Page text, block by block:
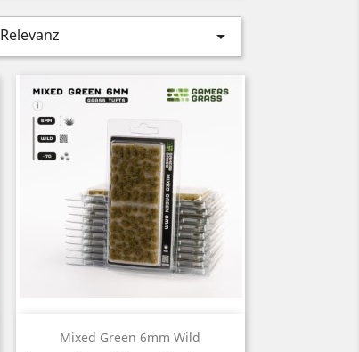
Relevanz 
Mixed Green 6mm Wild
Vorschau